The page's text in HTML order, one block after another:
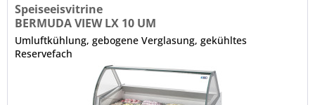
Speiseeisvitrine
BERMUDA VIEW LX 10 UM
Umluftkühlung, gebogene Verglasung, gekühltes
Reservefach